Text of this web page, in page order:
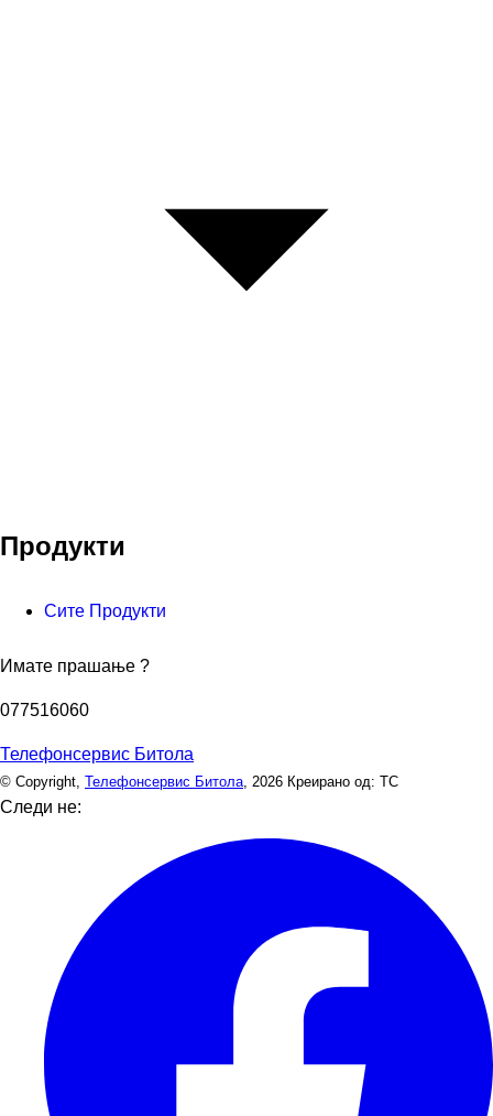
Продукти
Сите Продукти
Имате прашање ?
077516060
Телефонсервис Битола
© Copyright, Телефонсервис Битола, 2026 Креирано од: ТС
Следи не: